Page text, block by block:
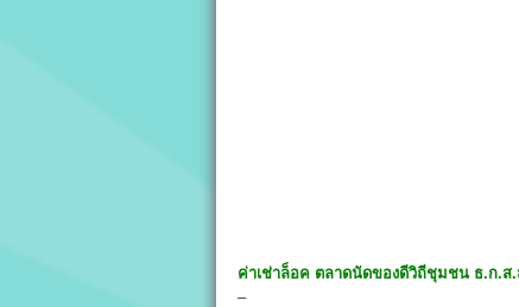
ค่าเช่าล็อค ตลาดนัดของดีวิถีชุมชน ธ.ก.ส.
–